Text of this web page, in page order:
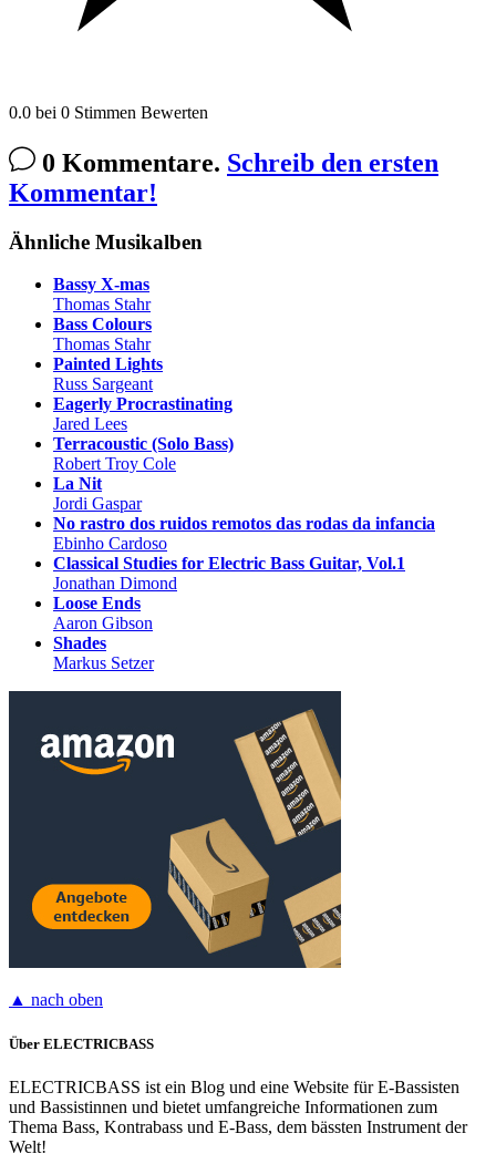
0.0 bei 0 Stimmen Bewerten
0 Kommentare. Schreib den ersten
Kommentar!
Ähnliche Musikalben
Bassy X-mas
Thomas Stahr
Bass Colours
Thomas Stahr
Painted Lights
Russ Sargeant
Eagerly Procrastinating
Jared Lees
Terracoustic (Solo Bass)
Robert Troy Cole
La Nit
Jordi Gaspar
No rastro dos ruidos remotos das rodas da infancia
Ebinho Cardoso
Classical Studies for Electric Bass Guitar, Vol.1
Jonathan Dimond
Loose Ends
Aaron Gibson
Shades
Markus Setzer
▲ nach oben
Über ELECTRICBASS
ELECTRICBASS ist ein Blog und eine Website für E-Bassisten
und Bassistinnen und bietet umfangreiche Informationen zum
Thema Bass, Kontrabass und E-Bass, dem bässten Instrument der
Welt!